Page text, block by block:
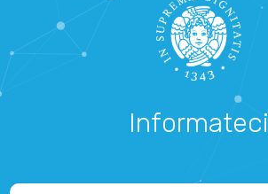
Informateci